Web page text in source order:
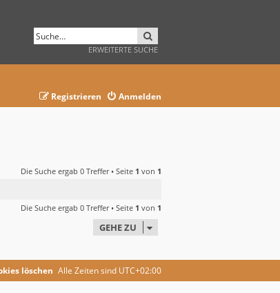
ERWEITERTE SUCHE
Anmelden
Registrieren
Die Suche ergab 0 Treffer • Seite 1 von 1
Die Suche ergab 0 Treffer • Seite 1 von 1
GEHE ZU
Alle Zeiten sind UTC+02:00
löschen